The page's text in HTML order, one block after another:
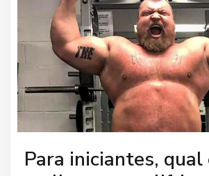
Para iniciantes, qual